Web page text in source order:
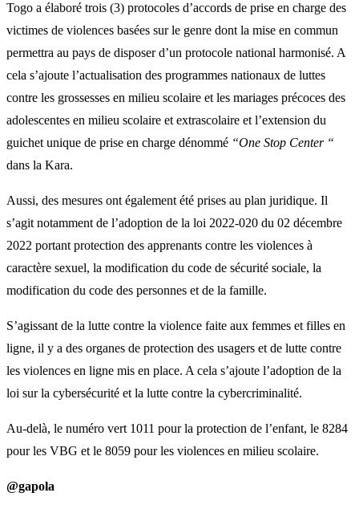
Togo a élaboré trois (3) protocoles d’accords de prise en charge des
victimes de violences basées sur le genre dont la mise en commun
permettra au pays de disposer d’un protocole national harmonisé. A
cela s’ajoute l’actualisation des programmes nationaux de luttes
contre les grossesses en milieu scolaire et les mariages précoces des
adolescentes en milieu scolaire et extrascolaire et l’extension du
guichet unique de prise en charge dénommé “One Stop Center “
dans la Kara.
Aussi, des mesures ont également été prises au plan juridique. Il
s’agit notamment de l’adoption de la loi 2022-020 du 02 décembre
2022 portant protection des apprenants contre les violences à
caractère sexuel, la modification du code de sécurité sociale, la
modification du code des personnes et de la famille.
S’agissant de la lutte contre la violence faite aux femmes et filles en
ligne, il y a des organes de protection des usagers et de lutte contre
les violences en ligne mis en place. A cela s’ajoute l’adoption de la
loi sur la cybersécurité et la lutte contre la cybercriminalité.
Au-delà, le numéro vert 1011 pour la protection de l’enfant, le 8284
pour les VBG et le 8059 pour les violences en milieu scolaire.
@gapola